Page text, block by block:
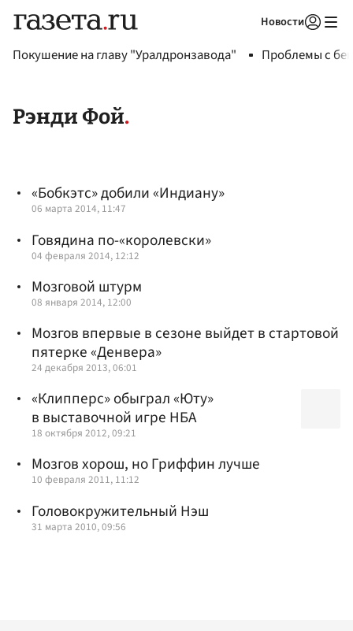
Новости
Покушение на главу "Уралдронзавода" Проблемы с
Рэнди Фой
«Бобкэтс» добили «Индиану»
06 марта 2014, 11:47
Говядина по-«королевски»
04 февраля 2014, 12:12
Мозговой штурм
08 января 2014, 12:00
Мозгов впервые в сезоне выйдет в стартовой
пятерке «Денвера»
24 декабря 2013, 06:01
«Клипперс» обыграл «Юту»
в выставочной игре НБА
18 октября 2012, 09:21
Мозгов хорош, но Гриффин лучше
10 февраля 2011, 11:12
Головокружительный Нэш
31 марта 2010, 09:56